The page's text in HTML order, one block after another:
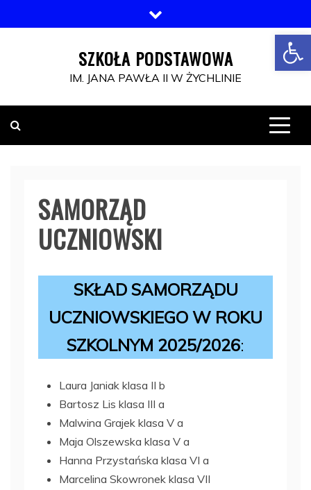
Otwórz pasek narzędzi
to
SZKOŁA PODSTAWOWA
IM. JANA PAWŁA II W ŻYCHLINIE
SAMORZĄD
UCZNIOWSKI
SKŁAD SAMORZĄDU
UCZNIOWSKIEGO W ROKU
SZKOLNYM 2025/2026:
Laura Janiak klasa II b
Bartosz Lis klasa III a
Malwina Grajek klasa V a
Maja Olszewska klasa V a
Hanna Przystańska klasa VI a
Marcelina Skowronek klasa VII